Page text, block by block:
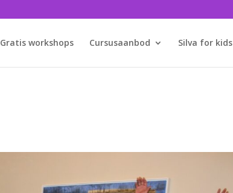
Gratis workshops Cursusaanbod Silva for kids